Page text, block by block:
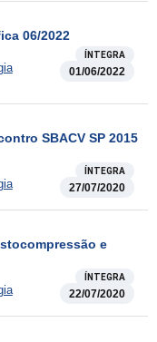
06/2022
ÍNTEGRA
01/06/2022
SBACV SP 2015
ÍNTEGRA
27/07/2020
e
ÍNTEGRA
22/07/2020